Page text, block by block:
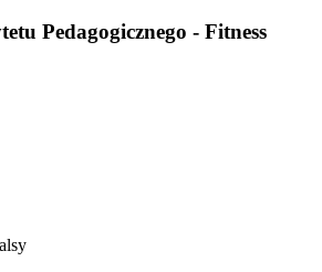
Pedagogicznego - Fitness